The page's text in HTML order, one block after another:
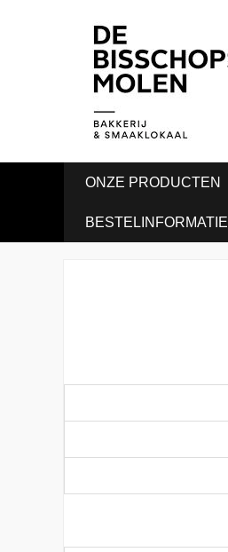
ONZE PRODUCTEN
BESTELINFORMATIE